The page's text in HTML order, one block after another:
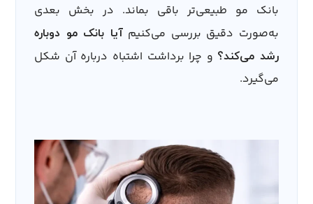
بانک مو طبیعی‌تر باقی بماند. در بخش بعدی
به‌صورت دقیق بررسی می‌کنیمآیا بانک مو دوباره
رشد می‌کند؟ و چرا برداشت اشتباه درباره آن شکل
می‌گیرد.